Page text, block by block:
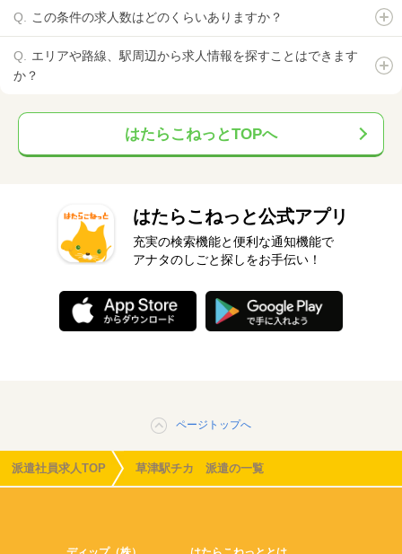
この条件の求人数はどのくらいありますか？
エリアや路線、駅周辺から求人情報を探すことはできます
か？
はたらこねっとTOPへ
はたらこねっと公式アプリ
充実の検索機能と便利な通知機能で
アナタのしごと探しをお手伝い！
ページトップへ
派遣社員求人TOP 草津駅チカ 派遣の一覧